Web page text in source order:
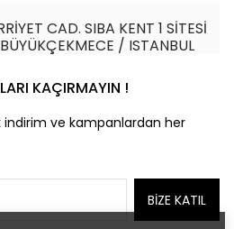
CAD. SIBA KENT 1 SİTESİ
/ ISTANBUL
KAÇIRMAYIN !
indirim ve kampanlardan her
BİZE KATIL